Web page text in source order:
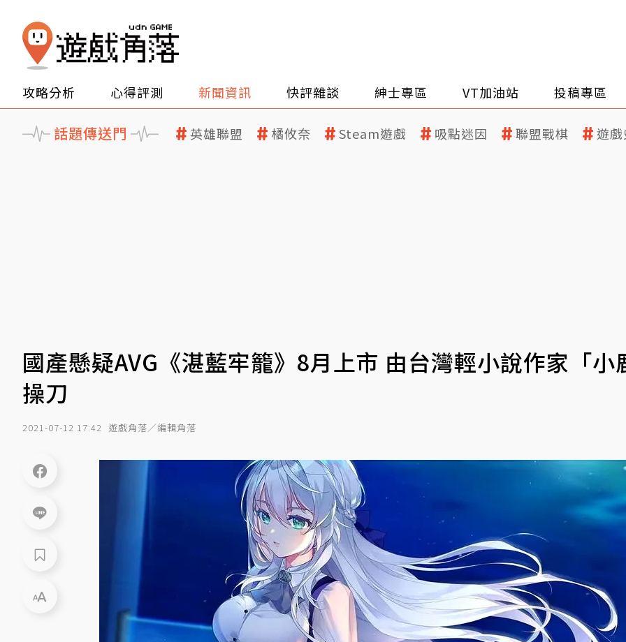
攻略分析 心得評測 新聞資訊 快評雜談 紳士專區 VT加油站 投稿專區
話題傳送門 英雄聯盟 橘攸奈 Steam遊戲 吸點迷因 聯盟戰棋 遊
國產懸疑AVG《湛藍牢籠》8月上市 由台灣輕小說作家「小
操刀
2021-07-12 17:42 遊戲角落／編輯角落